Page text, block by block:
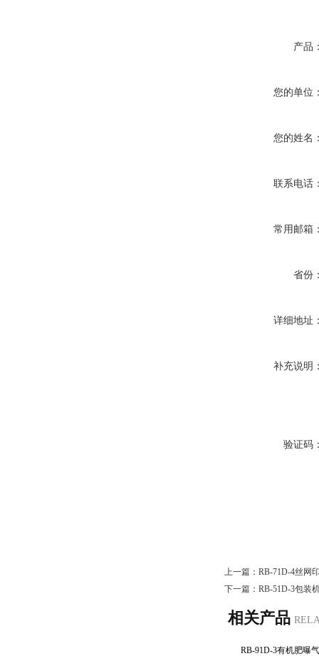
产品
您的单位
您的姓名
联系电话
常用邮箱
省份
详细地址
补充说明
验证码
上一篇： RB-71D-4丝网
下一篇： RB-51D-3包装
相关产品
RB-91D-3有机肥